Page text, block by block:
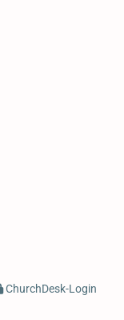
ChurchDesk-Login